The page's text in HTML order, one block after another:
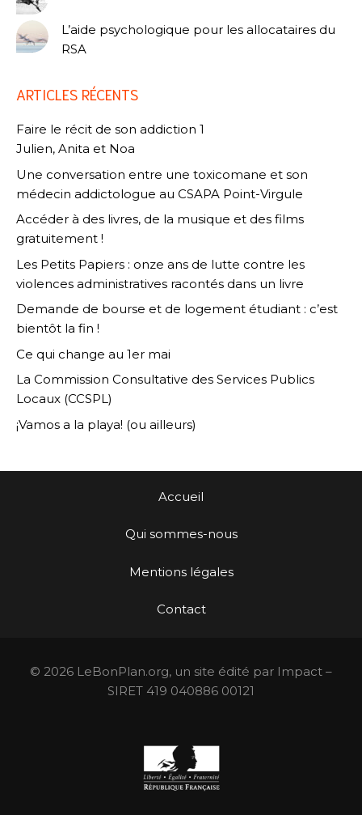
L’aide psychologique pour les allocataires du
RSA
ARTICLES RÉCENTS
Faire le récit de son addiction 1
Julien, Anita et Noa
Une conversation entre une toxicomane et son
médecin addictologue au CSAPA Point-Virgule
Accéder à des livres, de la musique et des films
gratuitement !
Les Petits Papiers : onze ans de lutte contre les
violences administratives racontés dans un livre
Demande de bourse et de logement étudiant : c’est
bientôt la fin !
Ce qui change au 1er mai
La Commission Consultative des Services Publics
Locaux (CCSPL)
¡Vamos a la playa! (ou ailleurs)
Accueil
Qui sommes-nous
Mentions légales
Contact
© 2026 LeBonPlan.org, un site édité par Impact –
SIRET 419 040886 00121